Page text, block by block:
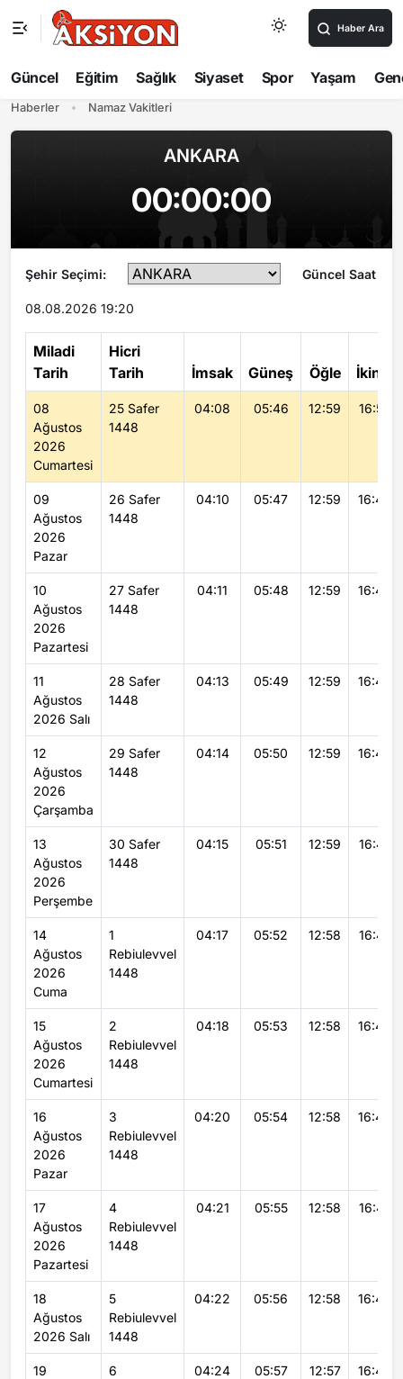
Haber Ara
Güncel Eğitim Sağlık Siyaset Spor Yaşam
Haberler Namaz Vakitleri
ANKARA
00:00:00
Şehir Seçimi: Güncel Saat
08.08.2026 19:20
Miladi
Tarih
Hicri
Tarih
İmsak Güneş Öğle İkindi
08
Ağustos
2026
Cumartesi
25 Safer
1448
04:08 05:46 12:59 16:50
09
Ağustos
2026
Pazar
26 Safer
1448
04:10 05:47 12:59 16:49
10
Ağustos
2026
Pazartesi
27 Safer
1448
04:11 05:48 12:59 16:49
11
Ağustos
2026 Salı
28 Safer
1448
04:13 05:49 12:59 16:48
12
Ağustos
2026
Çarşamba
29 Safer
1448
04:14 05:50 12:59 16:48
13
Ağustos
2026
Perşembe
30 Safer
1448
04:15 05:51 12:59 16:47
14
Ağustos
2026
Cuma
1
Rebiulevvel
1448
04:17 05:52 12:58 16:47
15
Ağustos
2026
Cumartesi
2
Rebiulevvel
1448
04:18 05:53 12:58 16:46
16
Ağustos
2026
Pazar
3
Rebiulevvel
1448
04:20 05:54 12:58 16:46
17
Ağustos
2026
Pazartesi
4
Rebiulevvel
1448
04:21 05:55 12:58 16:45
18
Ağustos
2026 Salı
5
Rebiulevvel
1448
04:22 05:56 12:58 16:44
19
6
04:24 05:57 12:57 16:44